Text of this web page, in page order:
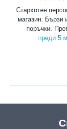
Стархотен
магазин. Бързи
поръчки.
преди 5